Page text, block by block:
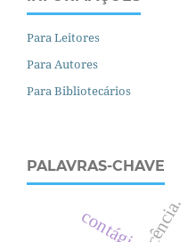
Para Leitores
Para Autores
Para Bibliotecários
PALAVRAS-CHAVE
contágio